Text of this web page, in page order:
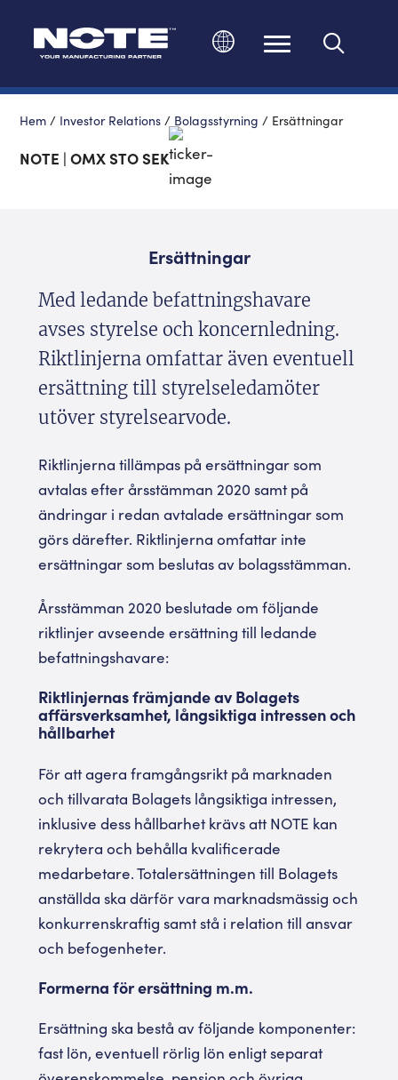
Hem / Investor Relations / Bolagsstyrning / Ersättningar
NOTE | OMX STO SEK
Ersättningar
Med ledande befattningshavare
avses styrelse och koncernledning.
Riktlinjerna omfattar även eventuell
ersättning till styrelseledamöter
utöver styrelsearvode.
Riktlinjerna tillämpas på ersättningar som
avtalas efter årsstämman 2020 samt på
ändringar i redan avtalade ersättningar som
görs därefter. Riktlinjerna omfattar inte
ersättningar som beslutas av bolagsstämman.
Årsstämman 2020 beslutade om följande
riktlinjer avseende ersättning till ledande
befattningshavare:
Riktlinjernas främjande av Bolagets
affärsverksamhet, långsiktiga intressen och
hållbarhet
För att agera framgångsrikt på marknaden
och tillvarata Bolagets långsiktiga intressen,
inklusive dess hållbarhet krävs att NOTE kan
rekrytera och behålla kvalificerade
medarbetare. Totalersättningen till Bolagets
anställda ska därför vara marknadsmässig och
konkurrenskraftig samt stå i relation till ansvar
och befogenheter.
Formerna för ersättning m.m.
Ersättning ska bestå av följande komponenter:
fast lön, eventuell rörlig lön enligt separat